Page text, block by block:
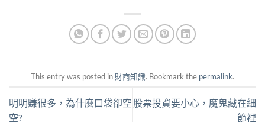
This entry was posted in 財商知識. Bookmark the permalink.
明明賺很多，為什麼口袋卻空
空?
股票投資要小心，魔鬼藏在細
節裡